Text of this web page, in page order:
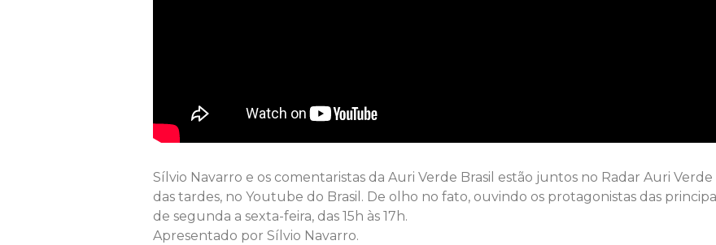
Sílvio Navarro e os comentaristas da Auri Verde Brasil estão juntos no Radar Auri
das tardes, no Youtube do Brasil. De olho no fato, ouvindo os protagonistas das
de segunda a sexta-feira, das 15h às 17h.
Apresentado por Sílvio Navarro.